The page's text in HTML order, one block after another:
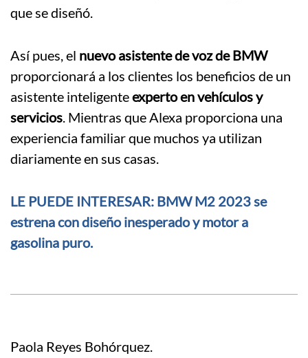
que se diseñó.
Así pues, el nuevo asistente de voz de BMW
proporcionará a los clientes los beneficios de un
asistente inteligenteexperto en vehículos y
servicios. Mientras que Alexa proporciona una
experiencia familiar que muchos ya utilizan
diariamente en sus casas.
LE PUEDE INTERESAR: BMW M2 2023 se
estrena con diseño inesperado y motor a
gasolina puro.
Paola Reyes Bohórquez.